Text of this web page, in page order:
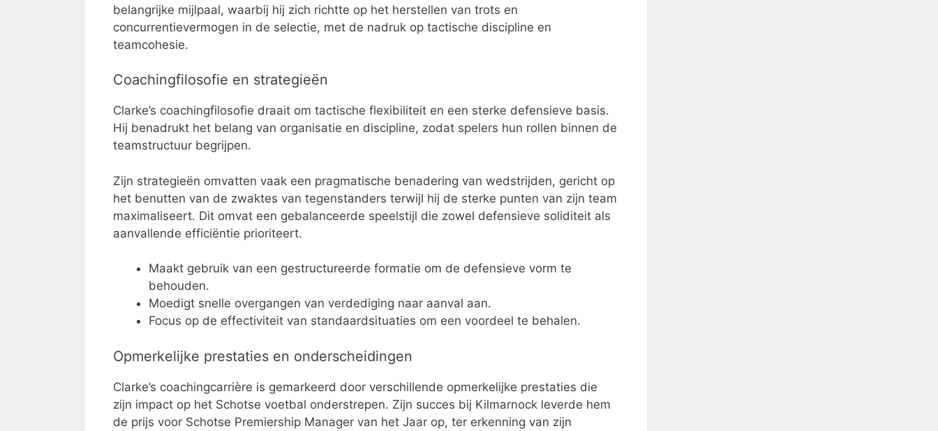
belangrijke mijlpaal, waarbij hij zich richtte op het herstellen van trots en
concurrentievermogen in de selectie, met de nadruk op tactische discipline en
teamcohesie.
Coachingfilosofie en strategieën
Clarke’s coachingfilosofie draait om tactische flexibiliteit en een sterke defensieve basis.
Hij benadrukt het belang van organisatie en discipline, zodat spelers hun rollen binnen de
teamstructuur begrijpen.
Zijn strategieën omvatten vaak een pragmatische benadering van wedstrijden, gericht op
het benutten van de zwaktes van tegenstanders terwijl hij de sterke punten van zijn team
maximaliseert. Dit omvat een gebalanceerde speelstijl die zowel defensieve soliditeit als
aanvallende efficiëntie prioriteert.
Maakt gebruik van een gestructureerde formatie om de defensieve vorm te
behouden.
Moedigt snelle overgangen van verdediging naar aanval aan.
Focus op de effectiviteit van standaardsituaties om een voordeel te behalen.
Opmerkelijke prestaties en onderscheidingen
Clarke’s coachingcarrière is gemarkeerd door verschillende opmerkelijke prestaties die
zijn impact op het Schotse voetbal onderstrepen. Zijn succes bij Kilmarnock leverde hem
de prijs voor Schotse Premiership Manager van het Jaar op, ter erkenning van zijn